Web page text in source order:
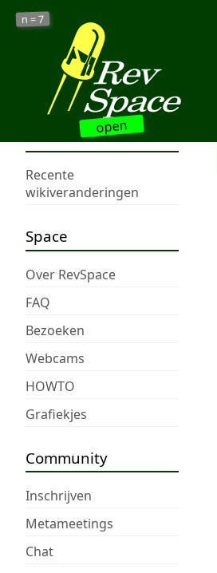
open
n =7
Recente
wikiveranderingen
Space
Over RevSpace
FAQ
Bezoeken
Webcams
HOWTO
Grafiekjes
Community
Inschrijven
Metameetings
Chat